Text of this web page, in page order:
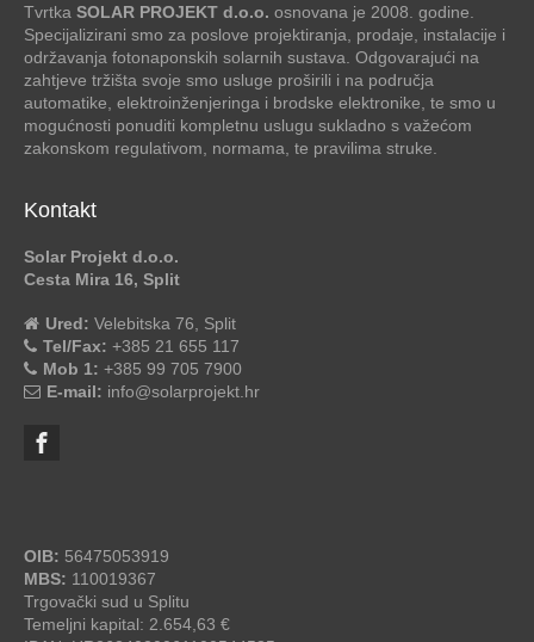
Tvrtka SOLAR PROJEKT d.o.o. osnovana je 2008. godine.
Specijalizirani smo za poslove projektiranja, prodaje, instalacije i
održavanja fotonaponskih solarnih sustava. Odgovarajući na
zahtjeve tržišta svoje smo usluge proširili i na područja
automatike, elektroinženjeringa i brodske elektronike, te smo u
mogućnosti ponuditi kompletnu uslugu sukladno s važećom
zakonskom regulativom, normama, te pravilima struke.
Kontakt
Solar Projekt d.o.o.
Cesta Mira 16, Split
Ured: Velebitska 76, Split
Tel/Fax: +385 21 655 117
Mob 1: +385 99 705 7900
E-mail: info@solarprojekt.hr
OIB: 56475053919
MBS: 110019367
Trgovački sud u Splitu
Temeljni kapital: 2.654,63 €